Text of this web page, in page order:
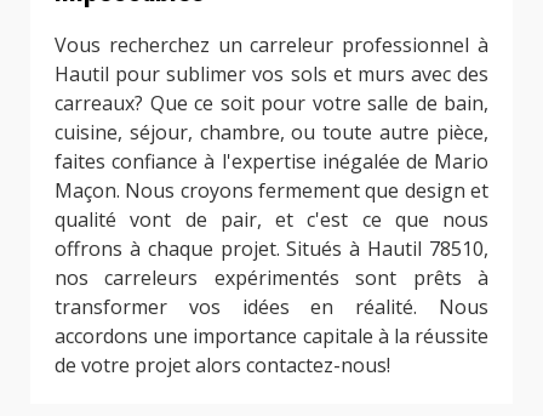
Vous recherchez un carreleur professionnel à
Hautil pour sublimer vos sols et murs avec des
carreaux? Que ce soit pour votre salle de bain,
cuisine, séjour, chambre, ou toute autre pièce,
faites confiance à l'expertise inégalée de Mario
Maçon. Nous croyons fermement que design et
qualité vont de pair, et c'est ce que nous
offrons à chaque projet. Situés à Hautil 78510,
nos carreleurs expérimentés sont prêts à
transformer vos idées en réalité. Nous
accordons une importance capitale à la réussite
de votre projet alors contactez-nous!